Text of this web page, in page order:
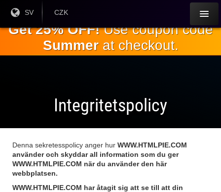
Nuvarande
språk:
SV
Aktuell
CZK
Get 25% OFF!Use coupon code
Summerat checkout.
Integritetspolicy
Denna sekretesspolicy anger hur WWW.HTMLPIE.COM
använder och skyddar all information som du ger
WWW.HTMLPIE.COM när du använder den här
webbplatsen.
WWW.HTMLPIE.COM har åtagit sig att se till att din